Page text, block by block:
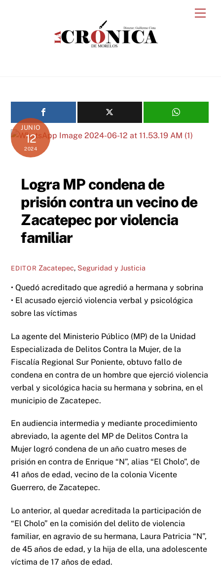
JUNIO
12
2024
Logra MP condena de
prisión contra un vecino de
Zacatepec por violencia
familiar
EDITOR Zacatepec, Seguridad y Justicia
• Quedó acreditado que agredió a hermana y sobrina
• El acusado ejerció violencia verbal y psicológica
sobre las víctimas
La agente del Ministerio Público (MP) de la Unidad
Especializada de Delitos Contra la Mujer, de la
Fiscalía Regional Sur Poniente, obtuvo fallo de
condena en contra de un hombre que ejerció violencia
verbal y sicológica hacia su hermana y sobrina, en el
municipio de Zacatepec.
En audiencia intermedia y mediante procedimiento
abreviado, la agente del MP de Delitos Contra la
Mujer logró condena de un año cuatro meses de
prisión en contra de Enrique “N”, alias “El Cholo”, de
41 años de edad, vecino de la colonia Vicente
Guerrero, de Zacatepec.
Lo anterior, al quedar acreditada la participación de
“El Cholo” en la comisión del delito de violencia
familiar, en agravio de su hermana, Laura Patricia “N”,
de 45 años de edad, y la hija de ella, una adolescente
víctima de 17 años de edad.